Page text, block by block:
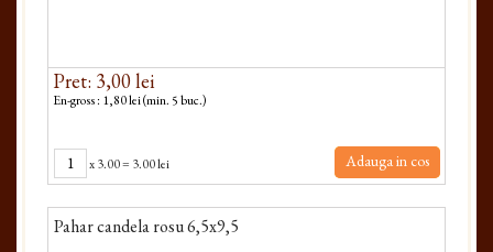
Pret: 3,00 lei
En-gross : 1,80 lei (min. 5 buc.)
x3.00= 3.00 lei Adauga in cos
Pahar candela rosu 6,5x9,5